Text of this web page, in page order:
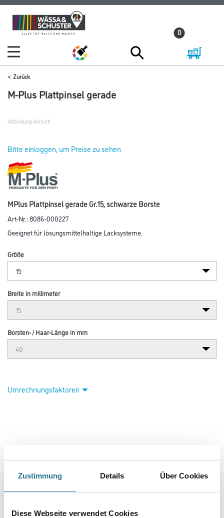
Zustimmung Details Über Cookies
Diese Webseite verwendet Cookies
Zum
Inhalt
Zum
Navigationsmenü
0
Zurück
M-Plus Plattpinsel gerade
Abbildung ähnlich
Bitte einloggen, um Preise zu sehen
MPlus Plattpinsel gerade Gr.15, schwarze Borste
Art-Nr.:8086-000227
Geeignet für lösungsmittelhaltige Lacksysteme.
Größe
Breite in millimeter
Borsten- / Haar-Länge in mm
Umrechnungsfaktoren